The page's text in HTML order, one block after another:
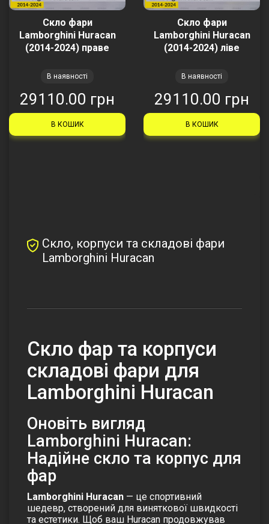
Скло фари
Lamborghini Huracan
(2014-2024) праве
В наявності
29110.00 грн
В КОШИК
Скло фари
Lamborghini Huracan
(2014-2024) ліве
В наявності
29110.00 грн
В КОШИК
Скло, корпуси та складові фари
Lamborghini Huracan
Скло фар та корпуси
складові фари для
Lamborghini Huracan
Оновіть вигляд
Lamborghini Huracan:
Надійне скло та корпус для
фар
Lamborghini Huracan — це спортивний
шедевр, створений для виняткової швидкості
та естетики. Щоб ваш Huracan продовжував